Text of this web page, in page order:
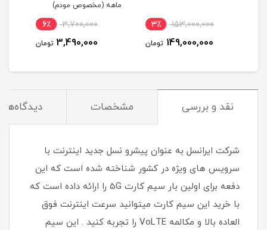
153,000,000 3٪
149,000,000 تومان
ماهه (مخصوص مودم)
3,700,000 6٪
3,490,000 تومان
اینترنت
نقد و بررسی مشخصات دیدگاه‌ها
شرکت ایرانسل به عنوان پیشرو نسل جدید اینترنت با
سرویس های ویژه در کشور شناخته شده است که این
دفعه برای اولین بار سیم کارت 5G را ارائه داده است که
با خرید این سیم کارت میتوانید سرعت اینترنت فوق
العاده بالا و مکالمه VoLTE را تجربه کنید . این سیم